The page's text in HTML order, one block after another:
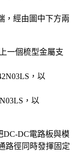
，經由圖中下方兩
一個梳型金屬支
，以
，以
DC-DC電路板與模
路徑同時發揮固定